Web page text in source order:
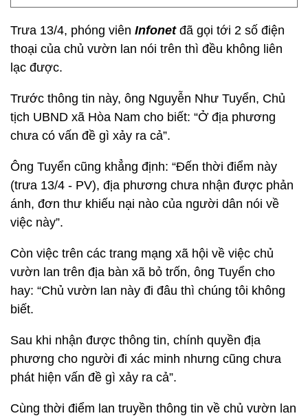
Trưa 13/4, phóng viên Infonetđã gọi tới 2 số điện
thoại của chủ vườn lan nói trên thì đều không liên
lạc được.
Trước thông tin này, ông Nguyễn Như Tuyển, Chủ
tịch UBND xã Hòa Nam cho biết: “Ở địa phương
chưa có vấn đề gì xảy ra cả”.
Ông Tuyển cũng khẳng định: “Đến thời điểm này
(trưa 13/4 - PV), địa phương chưa nhận được phản
ánh, đơn thư khiếu nại nào của người dân nói về
việc này”.
Còn việc trên các trang mạng xã hội về việc chủ
vườn lan trên địa bàn xã bỏ trốn, ông Tuyển cho
hay: “Chủ vườn lan này đi đâu thì chúng tôi không
biết.
Sau khi nhận được thông tin, chính quyền địa
phương cho người đi xác minh nhưng cũng chưa
phát hiện vấn đề gì xảy ra cả”.
Cùng thời điểm lan truyền thông tin về chủ vườn lan